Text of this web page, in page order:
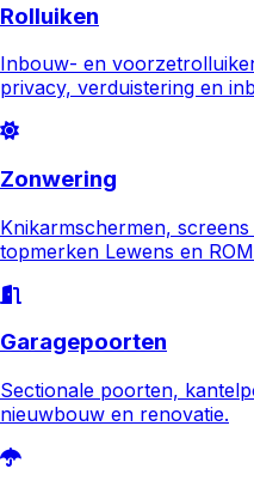
Rolluiken
Inbouw- en
privacy, verduistering en
Zonwering
Knikarmschermen,
topmerken Lewens en
Garagepoorten
Sectionale poorten,
nieuwbouw en renovatie.